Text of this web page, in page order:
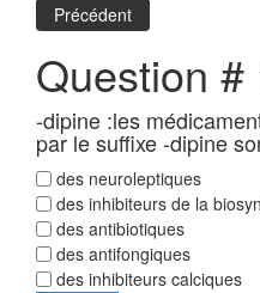
Précédent
Question #
-dipine :les
par le suffixe -dipine
des neuroleptiques
des inhibiteurs de la
des antibiotiques
des antifongiques
des inhibiteurs calciques